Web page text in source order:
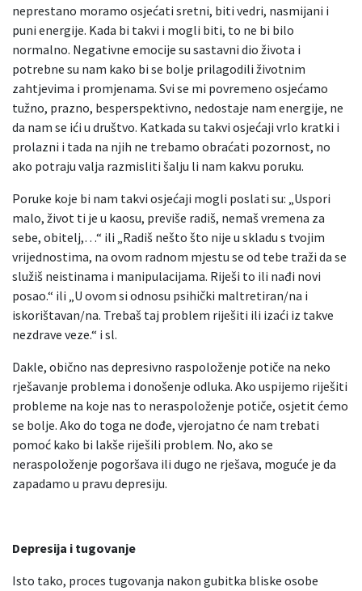
neprestano moramo osjećati sretni, biti vedri, nasmijani i
puni energije. Kada bi takvi i mogli biti, to ne bi bilo
normalno. Negativne emocije su sastavni dio života i
potrebne su nam kako bi se bolje prilagodili životnim
zahtjevima i promjenama. Svi se mi povremeno osjećamo
tužno, prazno, besperspektivno, nedostaje nam energije, ne
da nam se ići u društvo. Katkada su takvi osjećaji vrlo kratki i
prolazni i tada na njih ne trebamo obraćati pozornost, no
ako potraju valja razmisliti šalju li nam kakvu poruku.
Poruke koje bi nam takvi osjećaji mogli poslati su: „Uspori
malo, život ti je u kaosu, previše radiš, nemaš vremena za
sebe, obitelj,…“ ili „Radiš nešto što nije u skladu s tvojim
vrijednostima, na ovom radnom mjestu se od tebe traži da se
služiš neistinama i manipulacijama. Riješi to ili nađi novi
posao.“ ili „U ovom si odnosu psihički maltretiran/na i
iskorištavan/na. Trebaš taj problem riješiti ili izaći iz takve
nezdrave veze.“ i sl.
Dakle, obično nas depresivno raspoloženje potiče na neko
rješavanje problema i donošenje odluka. Ako uspijemo riješiti
probleme na koje nas to neraspoloženje potiče, osjetit ćemo
se bolje. Ako do toga ne dođe, vjerojatno će nam trebati
pomoć kako bi lakše riješili problem. No, ako se
neraspoloženje pogoršava ili dugo ne rješava, moguće je da
zapadamo u pravu depresiju.
Depresija i tugovanje
Isto tako, proces tugovanja nakon gubitka bliske osobe